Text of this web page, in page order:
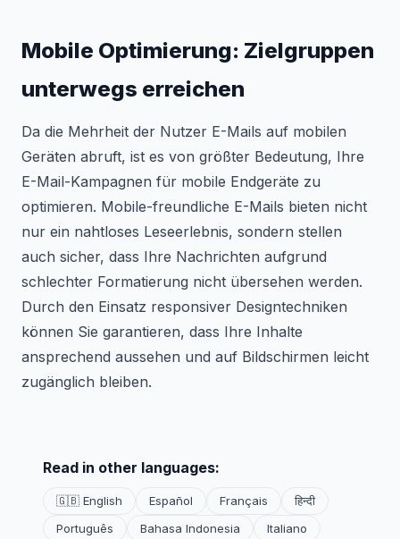
Mobile Optimierung: Zielgruppen
unterwegs erreichen
Da die Mehrheit der Nutzer E-Mails auf mobilen
Geräten abruft, ist es von größter Bedeutung, Ihre
E-Mail-Kampagnen für mobile Endgeräte zu
optimieren. Mobile-freundliche E-Mails bieten nicht
nur ein nahtloses Leseerlebnis, sondern stellen
auch sicher, dass Ihre Nachrichten aufgrund
schlechter Formatierung nicht übersehen werden.
Durch den Einsatz responsiver Designtechniken
können Sie garantieren, dass Ihre Inhalte
ansprechend aussehen und auf Bildschirmen leicht
zugänglich bleiben.
Read in other languages:
🇬🇧 English Español Français
हिन्दी
Português
Bahasa Indonesia
Italiano